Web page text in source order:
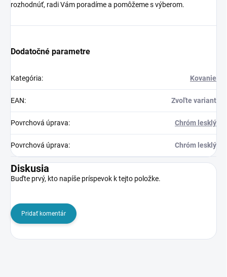
rozhodnúť, radi Vám poradíme a pomôžeme s výberom.
Dodatočné parametre
Kategória: Kovanie
EAN: Zvoľte variant
Povrchová úprava: Chróm lesklý
Povrchová úprava: Chróm lesklý
Diskusia
Buďte prvý, kto napíše príspevok k tejto položke.
Pridať komentár